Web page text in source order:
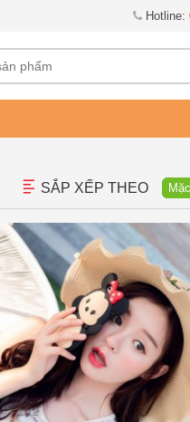
Hotline:
SẮP XẾP THEO